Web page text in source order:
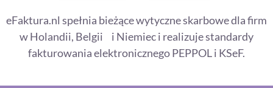
eFaktura.nl spełnia bieżące wytyczne skarbowe dla firm
w Holandii, Belgii i Niemiec i realizuje standardy
fakturowania elektronicznego PEPPOL i KSeF.